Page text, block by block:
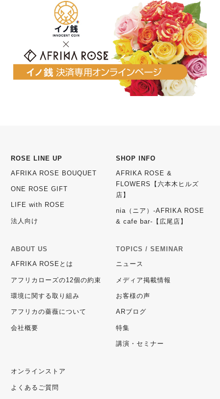
ROSE LINE UP
AFRIKA ROSE BOUQUET
ONE ROSE GIFT
LIFE with ROSE
法人向け
SHOP INFO
AFRIKA ROSE &
FLOWERS【六本木ヒルズ
店】
nia（ニア）-AFRIKA ROSE
& cafe bar-【広尾店】
ABOUT US
AFRIKA ROSEとは
アフリカローズの12個の約束
環境に関する取り組み
アフリカの薔薇について
会社概要
TOPICS / SEMINAR
ニュース
メディア掲載情報
お客様の声
ARブログ
特集
講演・セミナー
オンラインストア
よくあるご質問